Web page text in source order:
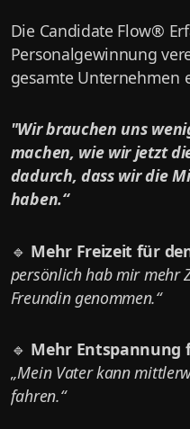
Die Candidate Flow®
Personalgewinnung
gesamte Unternehmen
"Wir brauchen uns
machen, wie wir jetzt
dadurch, dass wir die
haben.“
🔹 Mehr Freizeit für
persönlich hab mir mehr
Freundin genommen.“
🔹 Mehr Entspannung
„Mein Vater kann
fahren.“